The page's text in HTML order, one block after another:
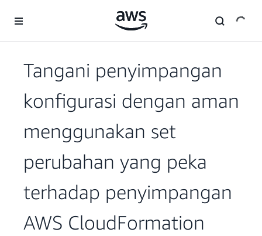
Tangani penyimpangan
konfigurasi dengan aman
menggunakan set
perubahan yang peka
terhadap penyimpangan
AWS CloudFormation